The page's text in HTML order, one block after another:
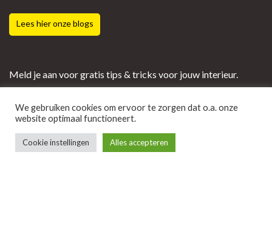
Lees hier onze blogs
Meld je aan voor gratis tips & tricks voor jouw interieur.
We gebruiken cookies om ervoor te zorgen dat o.a. onze
website optimaal functioneert.
Cookie instellingen Alles accepteren